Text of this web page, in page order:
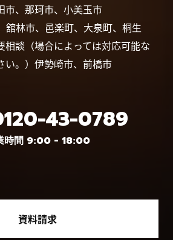
市、那珂市、小美玉市
林市、邑楽町、大泉町、桐生
談（場合によっては対応可能な
い。）伊勢崎市、前橋市
43-0789
時間 9:00 - 18:00
資料請求